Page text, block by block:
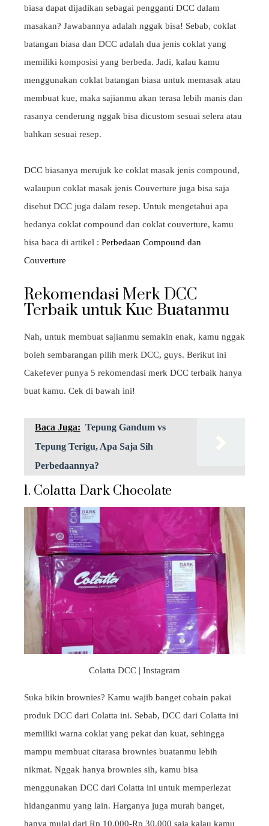
biasa dapat dijadikan sebagai pengganti DCC dalam
masakan? Jawabannya adalah nggak bisa! Sebab, coklat
batangan biasa dan DCC adalah dua jenis coklat yang
memiliki komposisi yang berbeda. Jadi, kalau kamu
menggunakan coklat batangan biasa untuk memasak atau
membuat kue, maka sajianmu akan terasa lebih manis dan
rasanya cenderung nggak bisa dicustom sesuai selera atau
bahkan sesuai resep.
DCC biasanya merujuk ke coklat masak jenis compound,
walaupun coklat masak jenis Couverture juga bisa saja
disebut DCC juga dalam resep. Untuk mengetahui apa
bedanya coklat compound dan coklat couverture, kamu
bisa baca di artikel : Perbedaan Compound dan
Couverture
Rekomendasi Merk DCC
Terbaik untuk Kue Buatanmu
Nah, untuk membuat sajianmu semakin enak, kamu nggak
boleh sembarangan pilih merk DCC, guys. Berikut ini
Cakefever punya 5 rekomendasi merk DCC terbaik hanya
buat kamu. Cek di bawah ini!
Baca Juga: Tepung Gandum vs
Tepung Terigu, Apa Saja Sih
Perbedaannya?
1. Colatta Dark Chocolate
Colatta DCC | Instagram
Suka bikin brownies? Kamu wajib banget cobain pakai
produk DCC dari Colatta ini. Sebab, DCC dari Colatta ini
memiliki warna coklat yang pekat dan kuat, sehingga
mampu membuat citarasa brownies buatanmu lebih
nikmat. Nggak hanya brownies sih, kamu bisa
menggunakan DCC dari Colatta ini untuk memperlezat
hidanganmu yang lain. Harganya juga murah banget,
hanya mulai dari Rp 10.000-Rp 30.000 saja kalau kamu